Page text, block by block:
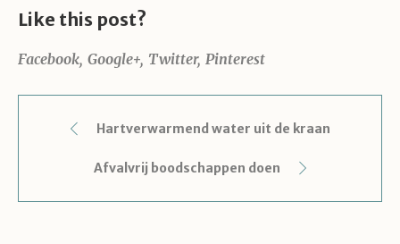
Like this post?
Facebook Google+ Twitter Pinterest
Hartverwarmend water uit de kraan
Afvalvrij boodschappen doen